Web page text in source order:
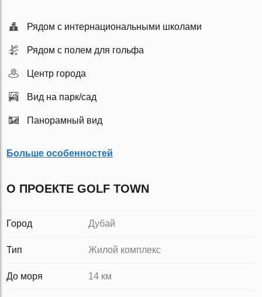
Рядом с интернациональными школами
Рядом с полем для гольфа
Центр города
Вид на парк/сад
Панорамный вид
Больше особенностей
О ПРОЕКТЕ GOLF TOWN
Город Дубай
Тип Жилой комплекс
До моря 14 км